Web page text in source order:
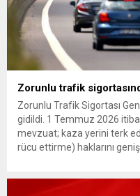
Zorunlu trafik
Zorunlu Trafik Sigortası
gidildi. 1 Temmuz 2026
mevzuat; kaza yerini terk
rücu ettirme) haklarını
getiriyor. Hazine